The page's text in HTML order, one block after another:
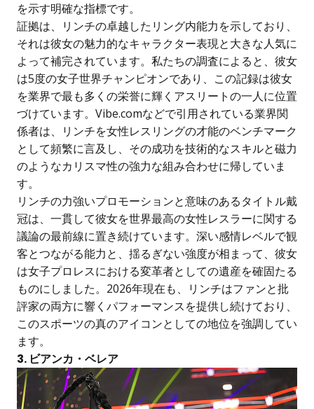
を示す明確な指標です。
証拠は、リンチの卓越したリング内能力を示しており、
それは彼女の魅力的なキャラクター表現と大きな人気に
よって補完されています。私たちの調査によると、彼女
は5度の女子世界チャンピオンであり、この記録は彼女
を業界で最も多くの栄誉に輝くアスリートの一人に位置
づけています。Vibe.comなどで引用されている業界関
係者は、リンチを女性レスリングの才能のベンチマーク
として頻繁に言及し、その成功を技術的なスキルと磁力
のようなカリスマ性の強力な組み合わせに帰していま
す。
リンチの力強いプロモーションと意味のあるタイトル戴
冠は、一貫して彼女を世界最高の女性レスラーに関する
議論の最前線に置き続けています。深い感情レベルで観
客とつながる能力と、揺るぎない強度が相まって、彼女
は女子プロレスにおける変革者としての遺産を確固たる
ものにしました。2026年現在も、リンチはファンと批
評家の両方に響くパフォーマンスを提供し続けており、
このスポーツの真のアイコンとしての地位を強調してい
ます。
3. ビアンカ・ベレア